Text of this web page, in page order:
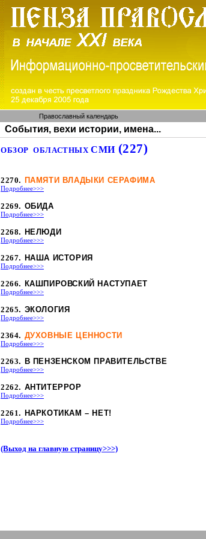
Православный календарь
События, вехи истории, имена...
ОБЗОР ОБЛАСТНЫХСМИ (227)
2270. ПАМЯТИ ВЛАДЫКИ СЕРАФИМА
Подробнее>>>
2269. ОБИДА
Подробнее>>>
2268. НЕЛЮДИ
Подробнее>>>
2267. НАША ИСТОРИЯ
Подробнее>>>
2266. КАШПИРОВСКИЙ НАСТУПАЕТ
Подробнее>>>
2265. ЭКОЛОГИЯ
Подробнее>>>
2364. ДУХОВНЫЕ ЦЕННОСТИ
Подробнее>>>
2263. В ПЕНЗЕНСКОМ ПРАВИТЕЛЬСТВЕ
Подробнее>>>
2262. АНТИТЕРРОР
Подробнее>>>
2261. НАРКОТИКАМ – НЕТ!
Подробнее>>>
(Выход на главную страницу>>>)